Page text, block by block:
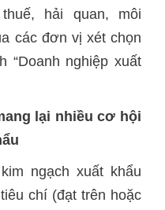
hải quan, môi
các đơn vị xét chọn
“Doanh nghiệp xuất
lại nhiều cơ hội
ngạch xuất khẩu
chí (đạt trên hoặc